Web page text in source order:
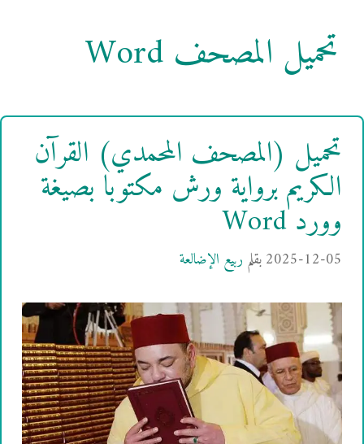
تحميل المصحف Word
تحميل (المصحف المحمدي) القرآن
الكريم برواية ورش مكتوبا بصيغة
وورد Word
2025-12-05بقلم ربيع الإضالعة